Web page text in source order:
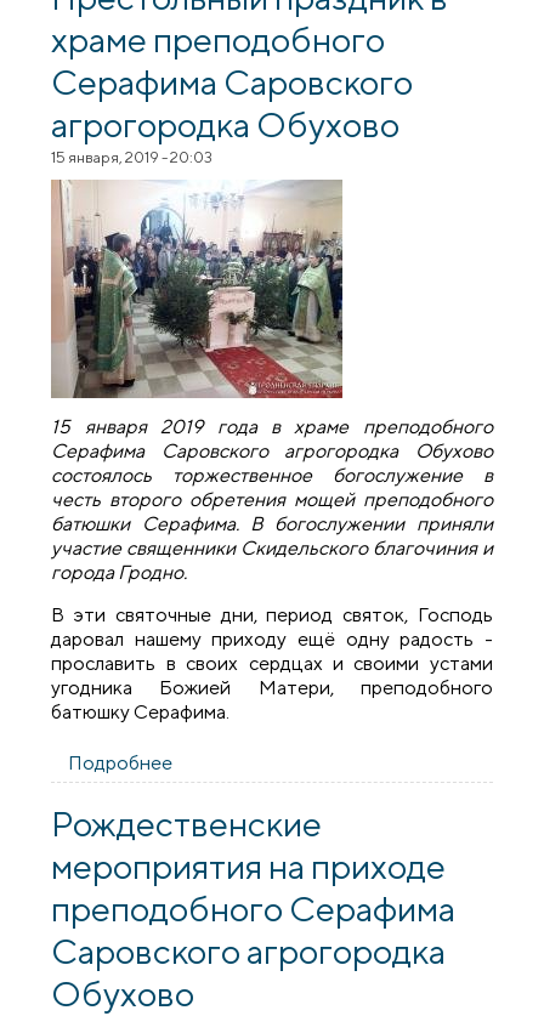
храме преподобного
Серафима Саровского
агрогородка Обухово
15 января, 2019 - 20:03
15 января 2019 года в храме преподобного
Серафима Саровского агрогородка Обухово
состоялось торжественное богослужение в
честь второго обретения мощей преподобного
батюшки Серафима. В богослужении приняли
участие священники Скидельского благочиния и
города Гродно.
В эти святочные дни, период святок, Господь
даровал нашему приходу ещё одну радость -
прославить в своих сердцах и своими устами
угодника Божией Матери, преподобного
батюшку Серафима.
Подробнее
преподобного Серафима Саровского
Рождественские
мероприятия на приходе
преподобного Серафима
Саровского агрогородка
Обухово